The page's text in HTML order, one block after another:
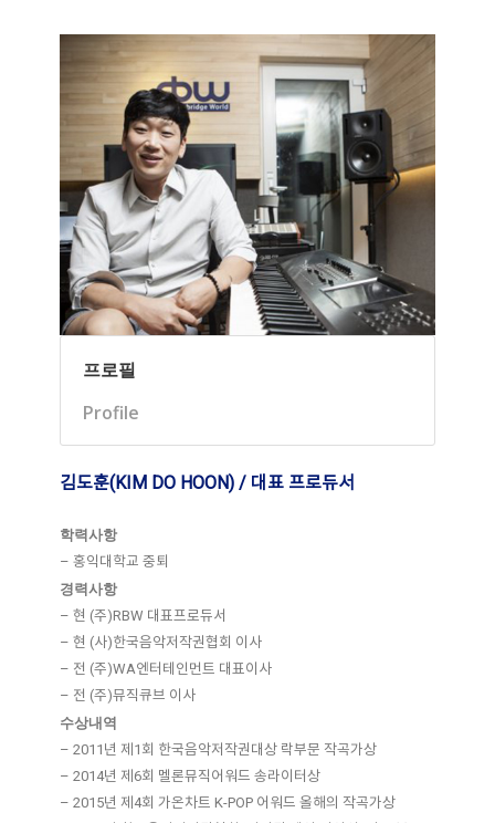
프로필
Profile
김도훈(KIM DO HOON) / 대표 프로듀서
학력사항
– 홍익대학교 중퇴
경력사항
– 현 (주)RBW 대표프로듀서
– 현 (사)한국음악저작권협회 이사
– 전 (주)WA엔터테인먼트 대표이사
– 전 (주)뮤직큐브 이사
수상내역
– 2011년 제1회 한국음악저작권대상 락부문 작곡가상
– 2014년 제6회 멜론뮤직어워드 송라이터상
– 2015년 제4회 가온차트 K-POP 어워드 올해의 작곡가상